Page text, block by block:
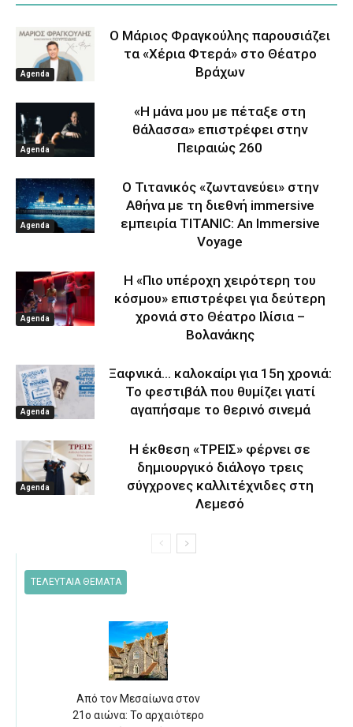
Agenda
Ο Μάριος Φραγκούλης παρουσιάζει
τα «Χέρια Φτερά» στο Θέατρο
Βράχων
Agenda
«Η μάνα μου με πέταξε στη
θάλασσα» επιστρέφει στην
Πειραιώς 260
Agenda
Ο Τιτανικός «ζωντανεύει» στην
Αθήνα με τη διεθνή immersive
εμπειρία TITANIC: An Immersive
Voyage
Agenda
Η «Πιο υπέροχη χειρότερη του
κόσμου» επιστρέφει για δεύτερη
χρονιά στο Θέατρο Ιλίσια –
Βολανάκης
Agenda
Ξαφνικά… καλοκαίρι για 15η χρονιά:
Το φεστιβάλ που θυμίζει γιατί
αγαπήσαμε το θερινό σινεμά
Agenda
Η έκθεση «ΤΡΕΙΣ» φέρνει σε
δημιουργικό διάλογο τρεις
σύγχρονες καλλιτέχνιδες στη
Λεμεσό
ΤΕΛΕΥΤΑΙΑ ΘΕΜΑΤΑ
Από τον Μεσαίωνα στον
21ο αιώνα: Το αρχαιότερο